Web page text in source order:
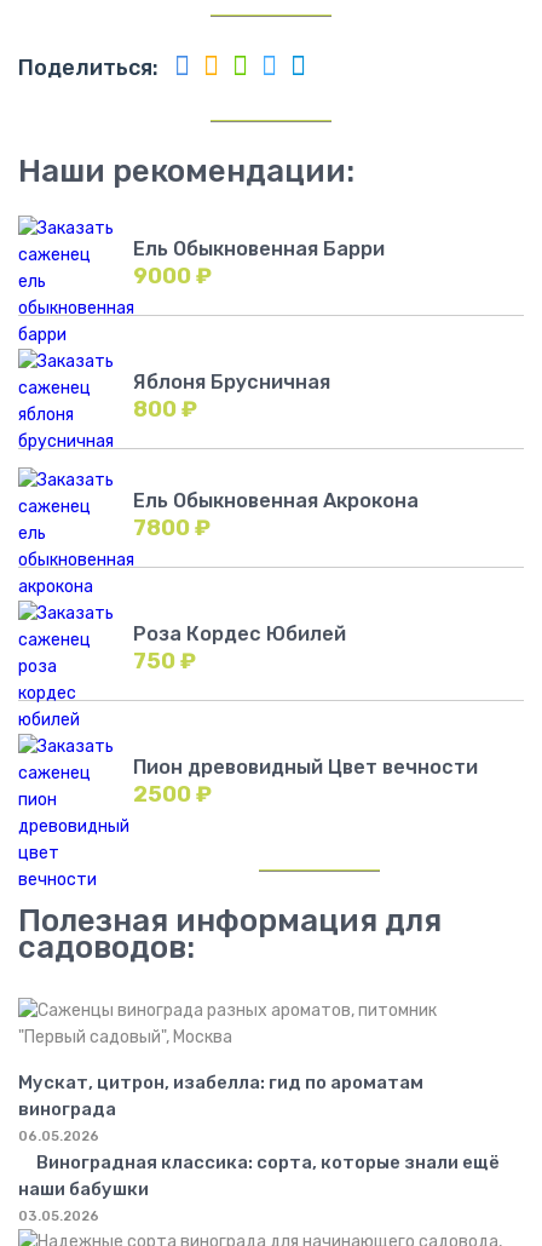
Поделиться:
Наши рекомендации:
Ель Обыкновенная Барри
9000₽
Яблоня Брусничная
800₽
Ель Обыкновенная Акрокона
7800₽
Роза Кордес Юбилей
750₽
Пион древовидный Цвет вечности
2500₽
Полезная информация для
садоводов:
Мускат, цитрон, изабелла: гид по ароматам
винограда
06.05.2026
Виноградная классика: сорта, которые знали ещё
наши бабушки
03.05.2026